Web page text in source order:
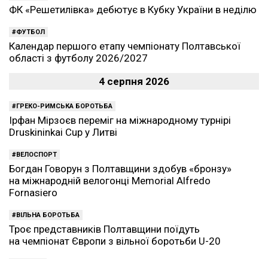
ФК «Решетилівка» дебютує в Кубку України в неділю
ФУТБОЛ
Календар першого етапу чемпіонату Полтавської
області з футболу 2026/2027
4 серпня 2026
ГРЕКО-РИМСЬКА БОРОТЬБА
Ірфан Мірзоєв переміг на міжнародному турнірі
Druskininkai Cup у Литві
ВЕЛОСПОРТ
Богдан Говорун з Полтавщини здобув «бронзу»
на міжнародній велогонці Memorial Alfredo
Fornasiero
ВІЛЬНА БОРОТЬБА
Троє представників Полтавщини поїдуть
на чемпіонат Європи з вільної боротьби U-20